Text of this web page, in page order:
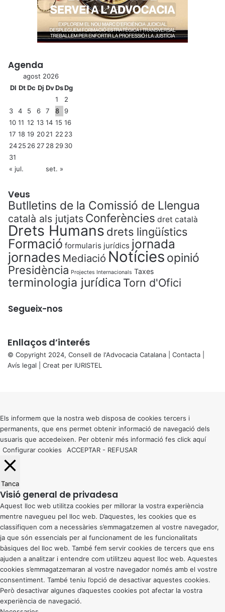
Agenda
agost 2026
Dl DtDc Dj DvDsDg
1
2
3
4 5 6 7 8
9
10 11 12 13 14 15 16
17 18 19 2021 22 23
2425 26 27 28 2930
31
« jul.
set. »
Veus
Butlletins de la Comissió de Llengua
català als jutjats Conferències dret català
Drets Humans drets lingüístics
Formació formularis jurídics jornada
jornades Mediació Notícies opinió
Presidència Projectes Internacionals Taxes
terminologia jurídica Torn d'Ofici
Segueix-nos
Enllaços d’interés
© Copyright 2024, Consell de l'Advocacia Catalana | Contacta
Avís legal | Creat per IURISTEL
button
Els informem que la nostra web disposa de cookies tercers i
permanents, que ens permet obtenir informació de navegació dels
usuaris que accedeixen. Per obtenir més informació fes click aquí
Configurar cookies
ACCEPTAR - REFUSAR
Tanca
Visió general de privadesa
Aquest lloc web utilitza cookies per millorar la vostra experiència
mentre navegueu pel lloc web. D’aquestes, les cookies que es
classifiquen com a necessàries s’emmagatzemen al vostre navegador,
ja que són essencials per al funcionament de les funcionalitats
bàsiques del lloc web. També fem servir cookies de tercers que ens
ajuden a analitzar i entendre com utilitzeu aquest lloc web. Aquestes
cookies s’emmagatzemaran al vostre navegador només amb el vostre
consentiment. També teniu l’opció de desactivar aquestes cookies.
Però desactivar algunes d’aquestes cookies pot afectar la vostra
experiència de navegació.